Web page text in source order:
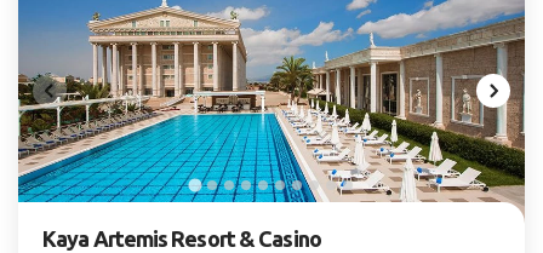
Kaya Artemis Resort & Casino